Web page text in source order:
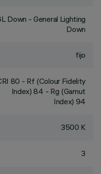
Down - General Lighting
Down
fijo
80 - Rf (Colour Fidelity
Index) 84 - Rg (Gamut
Index) 94
3500 K
3